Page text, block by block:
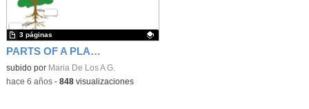
PARTS OF A PLANT VOCABULARY GAME
Contenido educativo.
subido por Maria De Los A G.
3 páginas
-hace 6 años- 848visualizaciones